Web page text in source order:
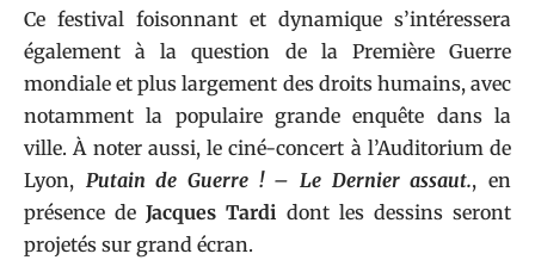
Ce festival foisonnant et dynamique s’intéressera
également à la question de la Première Guerre
mondiale et plus largement des droits humains, avec
notamment la populaire grande enquête dans la
ville. À noter aussi, le ciné-concert à l’Auditorium de
Lyon, Putain de Guerre ! – Le Dernier assaut., en
présence deJacques Tardi dont les dessins seront
projetés sur grand écran.